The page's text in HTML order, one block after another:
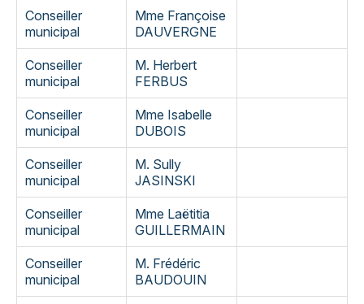
Conseiller
municipal
Mme Françoise
DAUVERGNE
Conseiller
municipal
M. Herbert
FERBUS
Conseiller
municipal
Mme Isabelle
DUBOIS
Conseiller
municipal
M. Sully
JASINSKI
Conseiller
municipal
Mme Laëtitia
GUILLERMAIN
Conseiller
municipal
M. Frédéric
BAUDOUIN